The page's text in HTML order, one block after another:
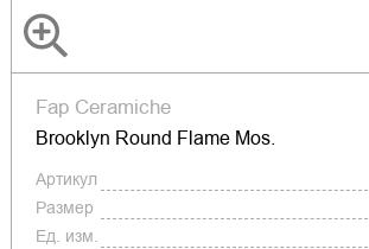
Fap Ceramiche
Brooklyn Round Flame Mos.
Артикул
Размер
Ед. изм.